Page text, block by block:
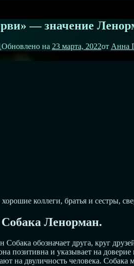
— значение
Обновлено на 23 марта, 2022от Анна
коллеги, братья и сестры,
Ленорман.
обозначает друга, круг
позитивна и указывает на
на двуличность человека.